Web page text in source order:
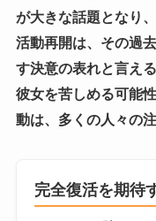
が大きな話題となり
活動再開は、その過
す決意の表れと言え
彼女を苦しめる可能
動は、多くの人々の
完全復活を期待